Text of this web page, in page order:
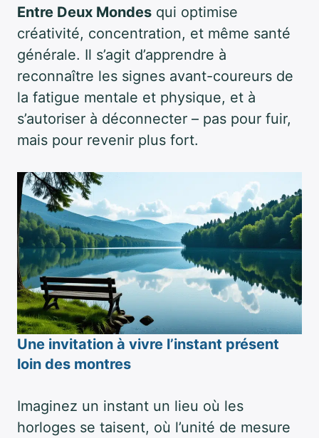
Entre Deux Mondes qui optimise
créativité, concentration, et même santé
générale. Il s’agit d’apprendre à
reconnaître les signes avant-coureurs de
la fatigue mentale et physique, et à
s’autoriser à déconnecter – pas pour fuir,
mais pour revenir plus fort.
Une invitation à vivre l’instant présent
loin des montres
Imaginez un instant un lieu où les
horloges se taisent, où l’unité de mesure